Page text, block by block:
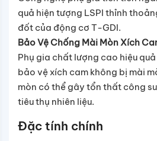
quả hiện tượng LSPI thỉnh
đốt của động cơ T-GDI.
Bảo Vệ Chống Mài Mòn Xích
Phụ gia chất lượng cao hiệu
bảo vệ xích cam không bị mài
mòn có thể gây tổn thất công
tiêu thụ nhiên liệu.
Đặc tính chính